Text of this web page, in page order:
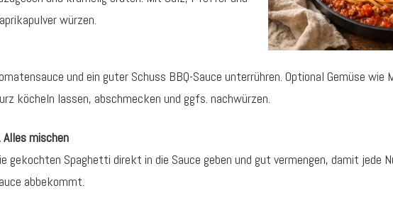
würzen.
und ein guter Schuss BBQ-Sauce unterrühren. Optional Gemüse wie
köcheln lassen, abschmecken und ggfs. nachwürzen.
Alles mischen
gekochten Spaghetti direkt in die Sauce geben und gut vermengen, damit jede
abbekommt.